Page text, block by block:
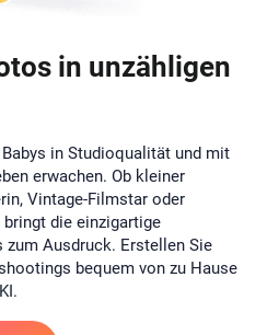
in unzähligen
in Studioqualität und mit
erwachen. Ob kleiner
Vintage-Filmstar oder
die einzigartige
Ausdruck. Erstellen Sie
bequem von zu Hause